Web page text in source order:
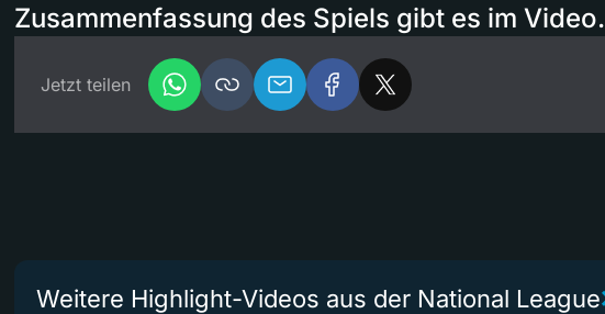
Zusammenfassung des Spiels gibt es im Video.
Jetzt teilen
Weitere Highlight-Videos aus der National League